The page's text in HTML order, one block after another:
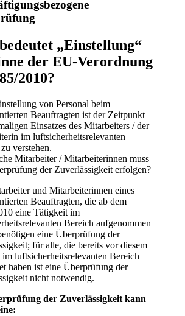
„Einstellung“
der EU-Verordnung
2010?
von Personal beim
Beauftragten ist der Zeitpunkt
Einsatzes des Mitarbeiters / der
im luftsicherheitsrelevanten
verstehen.
Mitarbeiter / Mitarbeiterinnen muss
der Zuverlässigkeit erfolgen?
und Mitarbeiterinnen eines
Beauftragten, die ab dem
eine Tätigkeit im
Bereich aufgenommen
eine Überprüfung der
für alle, die bereits vor diesem
im luftsicherheitsrelevanten Bereich
haben ist eine Überprüfung der
nicht notwendig.
der Zuverlässigkeit kann